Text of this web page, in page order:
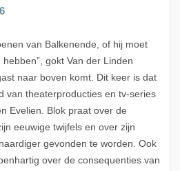
van Balkenende, of hij moet
gokt Van der Linden
naar boven komt. Dit keer is dat
van theaterproducties en tv-series
Evelien. Blok praat over de
eeuwige twijfels en over zijn
gevonden te worden. Ook
over de consequenties van